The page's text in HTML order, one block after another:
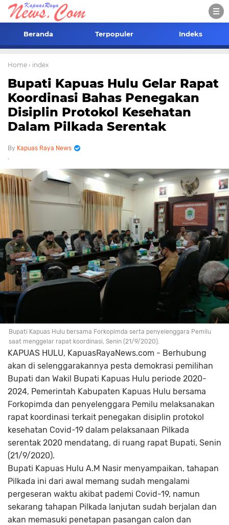
Beranda Terpopuler Indeks
Home › index
Bupati Kapuas Hulu Gelar Rapat
Koordinasi Bahas Penegakan
Disiplin Protokol Kesehatan
Dalam Pilkada Serentak
Kapuas Raya News
Bupati Kapuas Hulu bersama Forkopimda serta penyelenggara Pemilu
saat menggelar rapat koordinasi, Senin (21/9/2020).
KAPUAS HULU, KapuasRayaNews.com - Berhubung
akan di selenggarakannya pesta demokrasi pemilihan
Bupati dan Wakil Bupati Kapuas Hulu periode 2020-
2024, Pemerintah Kabupaten Kapuas Hulu bersama
Forkopimda dan penyelenggara Pemilu melaksanakan
rapat koordinasi terkait penegakan disiplin protokol
kesehatan Covid-19 dalam pelaksanaan Pilkada
serentak 2020 mendatang, di ruang rapat Bupati, Senin
(21/9/2020).
Bupati Kapuas Hulu A.M Nasir menyampaikan, tahapan
Pilkada ini dari awal memang sudah mengalami
pergeseran waktu akibat pademi Covid-19, namun
sekarang tahapan Pilkada lanjutan sudah berjalan dan
akan memasuki penetapan pasangan calon dan